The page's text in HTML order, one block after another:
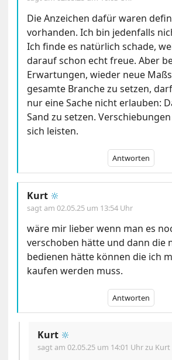
Die Anzeichen dafür waren
vorhanden. Ich bin jedenfalls
Ich finde es natürlich schade,
darauf schon echt freue. Aber
Erwartungen, wieder neue
gesamte Branche zu setzen,
nur eine Sache nicht erlauben:
Sand zu setzen.
sich leisten.
Antworten
Kurt 🔆
sagt am02.05.25 um 13:54 Uhr
wäre mir lieber wenn man es
verschoben hätte und dann die
bedienen hätte können die ich
kaufen werden muss.
Antworten
Kurt 🔆
sagt am02.05.25 um 14:01 Uhrzu Kurt